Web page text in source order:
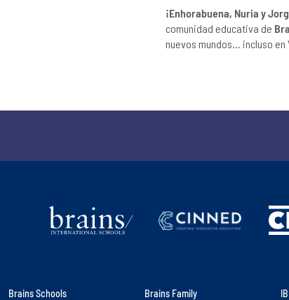
¡Enhorabuena, Nuria y
comunidad educativa de
nuevos mundos… incluso en
Brains Schools Brains Family